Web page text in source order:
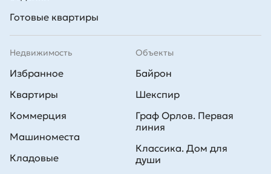
Готовые квартиры
Недвижимость
Избранное
Квартиры
Коммерция
Машиноместа
Кладовые
Объекты
Байрон
Шекспир
Граф Орлов. Первая
линия
Классика. Дом для
души